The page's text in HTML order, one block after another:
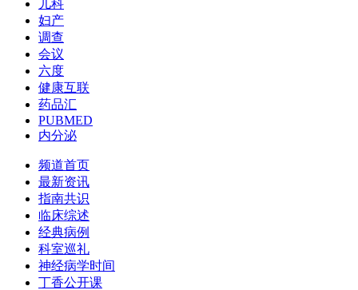
儿科
妇产
调查
会议
六度
健康互联
药品汇
PUBMED
内分泌
频道首页
最新资讯
指南共识
临床综述
经典病例
科室巡礼
神经病学时间
丁香公开课